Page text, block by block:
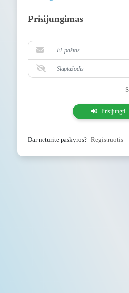
Prisijungimas
Prisijungti
Dar neturite paskyros? Registruotis